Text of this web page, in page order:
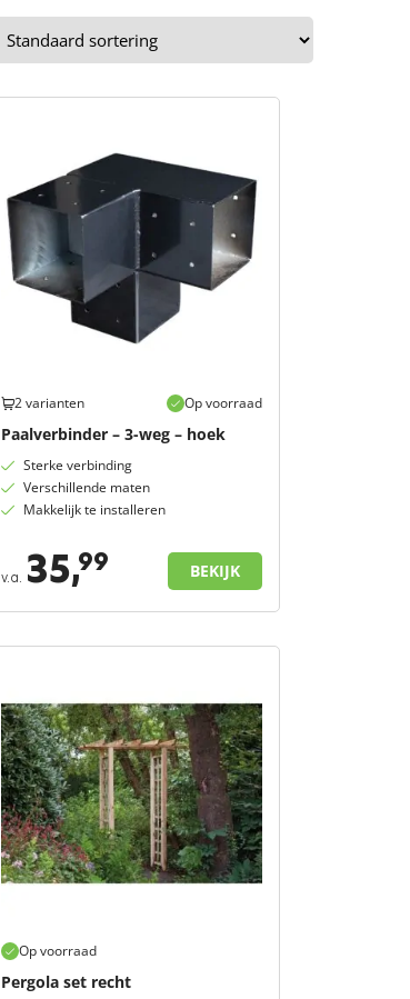
2 varianten Op voorraad
Paalverbinder – 3-weg – hoek
Sterke verbinding
Verschillende maten
Makkelijk te installeren
v.a. 35,99 BEKIJK
Op voorraad
Pergola set recht